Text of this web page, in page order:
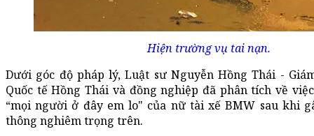
Hiện trường vụ tai nạn.
Dưới góc độ pháp lý, Luật sư Nguyễn Hồng Thái -
Quốc tế Hồng Thái và đồng nghiệp đã phân tích về
“mọi người ở đây em lo" của nữ tài xế BMW sau khi
thông nghiêm trọng trên.